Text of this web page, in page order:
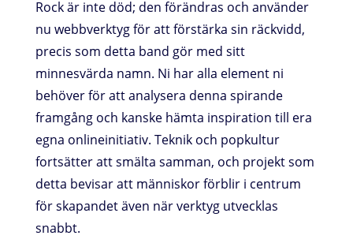
Rock är inte död; den förändras och använder
nu webbverktyg för att förstärka sin räckvidd,
precis som detta band gör med sitt
minnesvärda namn. Ni har alla element ni
behöver för att analysera denna spirande
framgång och kanske hämta inspiration till era
egna onlineinitiativ. Teknik och popkultur
fortsätter att smälta samman, och projekt som
detta bevisar att människor förblir i centrum
för skapandet även när verktyg utvecklas
snabbt.